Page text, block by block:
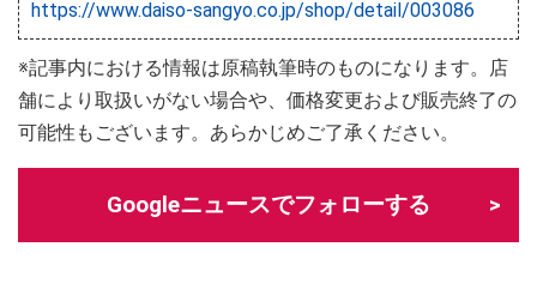
https://www.daiso-sangyo.co.jp/shop/detail/003086
※記事内における情報は原稿執筆時のものになります。店
舗により取扱いがない場合や、価格変更および販売終了の
可能性もございます。あらかじめご了承ください。
Googleニュースでフォローする